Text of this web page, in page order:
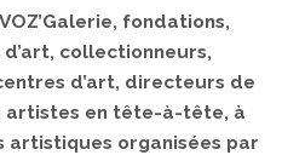
fondations,
collectionneurs,
d’art, directeurs de
artistes en tête-à-tête, à
artistiques organisées par